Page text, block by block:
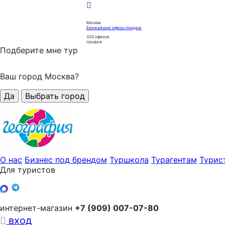
Москва
Ближайшие офисы продаж
320 офисов
продаж
Подберите мне тур
Ваш город Москва?
Да
Выбрать город
О нас Бизнес под брендом Туршкола Турагентам
Для туристов
интернет-магазин +7 (909) 007-07-80
вход